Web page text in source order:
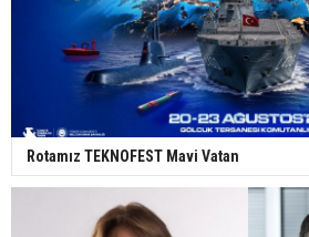
Rotamız TEKNOFEST Mavi Vatan